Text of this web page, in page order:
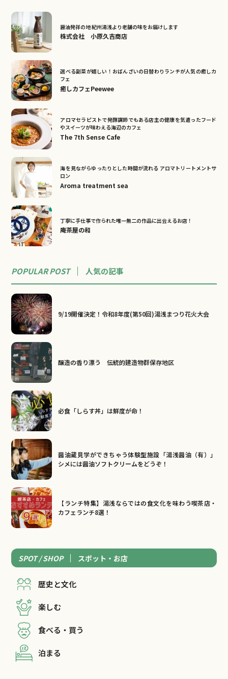
醤油発祥の地 紀州湯浅より老舗の味をお届けします
株式会社 小原久吉商店
選べる副菜が嬉しい！おばんざいの日替わりランチが人気の癒しカ
フェ
癒しカフェPeewee
アロマセラピストで発酵講師でもある店主の健康を気遣ったフード
やスイーツが味わえる海辺のカフェ
The 7th Sense Cafe
海を見ながらゆったりとした時間が流れる アロマトリートメントサ
ロン
Aroma treatment sea
丁寧に手仕事で作られた唯一無二の作品に出会えるお店！
庵茶屋の和
POPULAR POST 人気の記事
9/19開催決定！令和8年度(第50回)湯浅まつり花火大会
醸造の香り漂う 伝統的建造物群保存地区
必食「しらす丼」は鮮度が命！
醤油蔵見学ができちゃう体験型施設「湯浅醤油（有）」
シメには醤油ソフトクリームをどうぞ！
【ランチ特集】湯浅ならではの食文化を味わう喫茶店・
カフェランチ8選！
SPOT / SHOP スポット・お店
歴史と文化
楽しむ
食べる・買う
泊まる